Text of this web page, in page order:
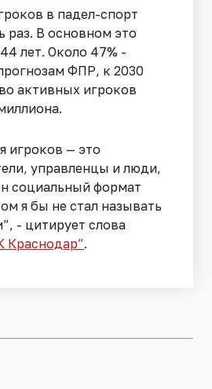
в падел-спорт
раз. В основном это
лет. Около 47% -
ФПР, к 2030
активных игроков
игроков — это
управленцы и люди,
социальный формат
я бы не стал называть
- цитирует слова
Краснодар”.